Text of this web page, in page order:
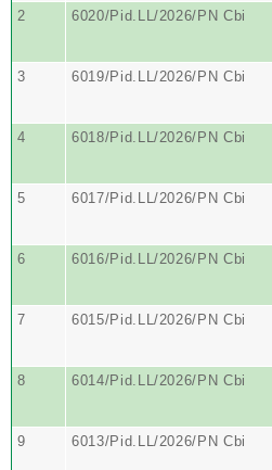
2 6020/Pid.LL/2026/PN Cbi
3 6019/Pid.LL/2026/PN Cbi
4 6018/Pid.LL/2026/PN Cbi
5 6017/Pid.LL/2026/PN Cbi
6 6016/Pid.LL/2026/PN Cbi
7 6015/Pid.LL/2026/PN Cbi
8 6014/Pid.LL/2026/PN Cbi
9 6013/Pid.LL/2026/PN Cbi